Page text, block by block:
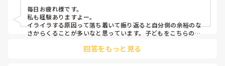
毎日お疲れ様です。
私も経験ありますよー。
イライラする原因って落ち着いて振り返ると自分側の余裕のな
さからくることが多いなと思っています。子どもをこちらの思
せなきゃ)などの責任感からや、他の先生方からの視線など気に
回答をもっと見る